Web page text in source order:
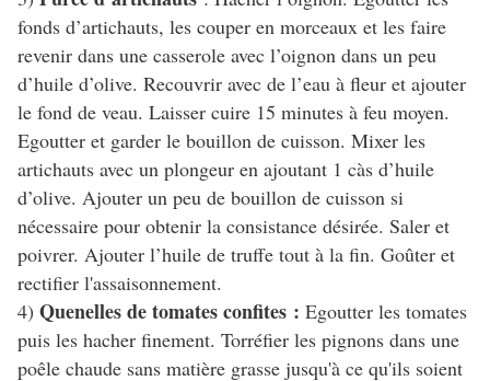
fonds d’artichauts, les couper en morceaux et les faire
revenir dans une casserole avec l’oignon dans un peu
d’huile d’olive. Recouvrir avec de l’eau à fleur et ajouter
le fond de veau. Laisser cuire 15 minutes à feu moyen.
Egoutter et garder le bouillon de cuisson. Mixer les
artichauts avec un plongeur en ajoutant 1 càs d’huile
d’olive. Ajouter un peu de bouillon de cuisson si
nécessaire pour obtenir la consistance désirée. Saler et
poivrer. Ajouter l’huile de truffe tout à la fin. Goûter et
rectifier l'assaisonnement.
4) Quenelles de tomates confites : Egoutter les tomates
puis les hacher finement. Torréfier les pignons dans une
poêle chaude sans matière grasse jusqu'à ce qu'ils soient